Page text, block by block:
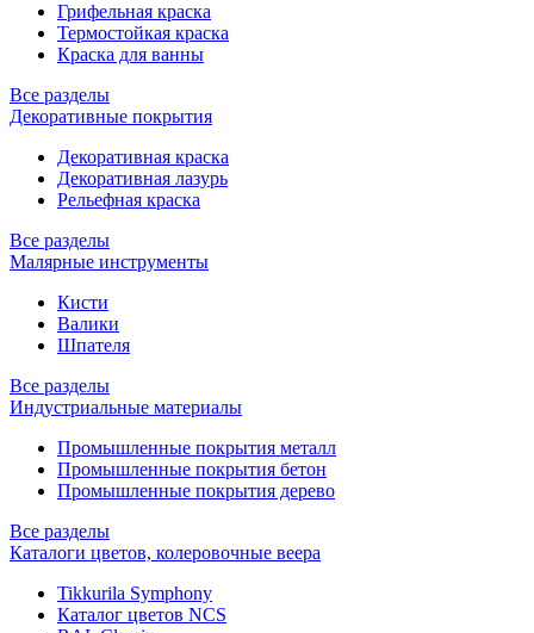
Грифельная краска
Термостойкая краска
Краска для ванны
Все разделы
Декоративные покрытия
Декоративная краска
Декоративная лазурь
Рельефная краска
Все разделы
Малярные инструменты
Кисти
Валики
Шпателя
Все разделы
Индустриальные материалы
Промышленные покрытия металл
Промышленные покрытия бетон
Промышленные покрытия дерево
Все разделы
Каталоги цветов, колеровочные веера
Tikkurila Symphony
Каталог цветов NCS